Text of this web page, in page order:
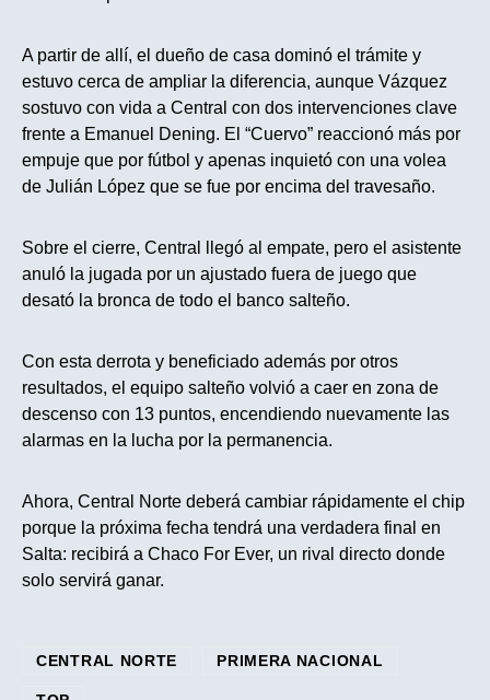
A partir de allí, el dueño de casa dominó el trámite y
estuvo cerca de ampliar la diferencia, aunque Vázquez
sostuvo con vida a Central con dos intervenciones clave
frente a Emanuel Dening. El “Cuervo” reaccionó más por
empuje que por fútbol y apenas inquietó con una volea
de Julián López que se fue por encima del travesaño.
Sobre el cierre, Central llegó al empate, pero el asistente
anuló la jugada por un ajustado fuera de juego que
desató la bronca de todo el banco salteño.
Con esta derrota y beneficiado además por otros
resultados, el equipo salteño volvió a caer en zona de
descenso con 13 puntos, encendiendo nuevamente las
alarmas en la lucha por la permanencia.
Ahora, Central Norte deberá cambiar rápidamente el chip
porque la próxima fecha tendrá una verdadera final en
Salta: recibirá a Chaco For Ever, un rival directo donde
solo servirá ganar.
CENTRAL NORTE PRIMERA NACIONAL